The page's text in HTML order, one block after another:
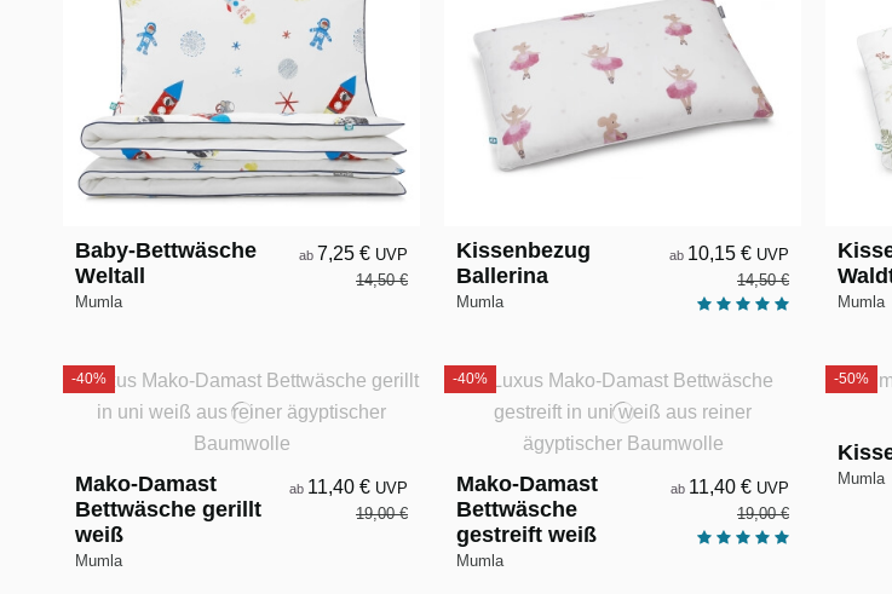
Baby-Bettwäsche
Weltall
Mumla
ab 7,25 € UVP
14,50 €
Kissenbezug
Ballerina
Mumla
ab 10,15 € UVP
14,50 €
Mumla
-40%
Mako-Damast
Bettwäsche gerillt
weiß
Mumla
ab 11,40 € UVP
19,00 €
-40%
Mako-Damast
Bettwäsche
gestreift weiß
Mumla
ab 11,40 € UVP
19,00 €
-50%
Mumla